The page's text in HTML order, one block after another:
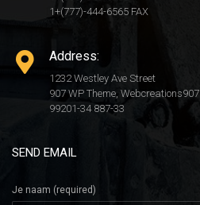
1+(777)-444-6565 FAX
Address:
1232 Westley Ave Street
907 WP Theme, Webcreations907
99201-34 887-33
SEND EMAIL
Je naam (required)